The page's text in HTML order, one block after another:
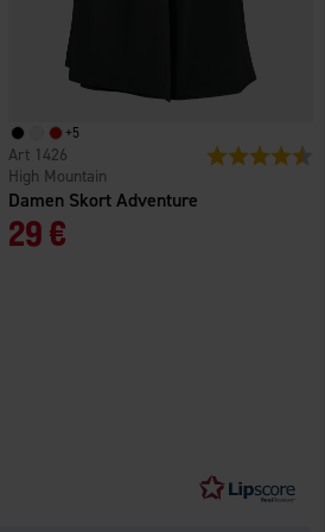
4.4 von 5 Sternen
+5
Damen Skort Adventure
High Mountain
1426
29 €
Bewertung: